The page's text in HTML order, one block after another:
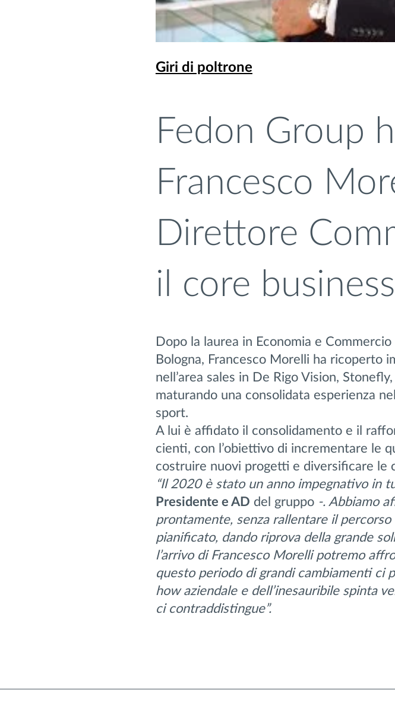
Giri di poltrone
Fedon Group
Francesco
Direttore
il core
Dopo la laurea in Economia e
Bologna, Francesco Morelli ha ricoperto
nell’area sales in De Rigo Vision,
maturando una consolidata esperienza
sport.
A lui è affidato il consolidamento e il
cienti, con l’obiettivo di incrementare le
costruire nuovi progetti e diversificare le
“Il 2020 è stato un anno impegnativo in
Presidente e AD del gruppo-. Abbiamo
prontamente, senza rallentare il
pianificato, dando riprova della grande
l’arrivo di Francesco Morelli potremo
questo periodo di grandi cambiamenti ci
how aziendale e dell’inesauribile spinta
ci contraddistingue”.